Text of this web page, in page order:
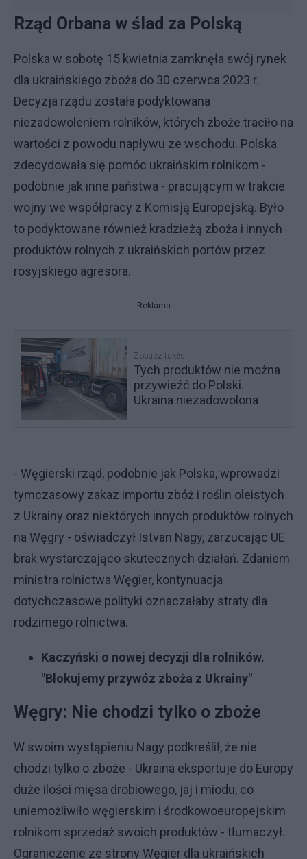
Rząd Orbana w ślad za Polską
Polska w sobotę 15 kwietnia zamknęła swój rynek
dla ukraińskiego zboża do 30 czerwca 2023 r.
Decyzja rządu została podyktowana
niezadowoleniem rolników, których zboże traciło na
wartości z powodu napływu ze wschodu. Polska
zdecydowała się pomóc ukraińskim rolnikom -
podobnie jak inne państwa - pracującym w trakcie
wojny we współpracy z Komisją Europejską. Było
to podyktowane również kradzieżą zboża i innych
produktów rolnych z ukraińskich portów przez
rosyjskiego agresora.
Reklama
Zobacz także
Tych produktów nie można
przywieźć do Polski.
Ukraina niezadowolona
- Węgierski rząd, podobnie jak Polska, wprowadzi
tymczasowy zakaz importu zbóż i roślin oleistych
z Ukrainy oraz niektórych innych produktów rolnych
na Węgry - oświadczył Istvan Nagy, zarzucając UE
brak wystarczająco skutecznych działań. Zdaniem
ministra rolnictwa Węgier, kontynuacja
dotychczasowe polityki oznaczałaby straty dla
rodzimego rolnictwa.
Kaczyński o nowej decyzji dla rolników.
"Blokujemy przywóz zboża z Ukrainy"
Węgry: Nie chodzi tylko o zboże
W swoim wystąpieniu Nagy podkreślił, że nie
chodzi tylko o zboże - Ukraina eksportuje do Europy
duże ilości mięsa drobiowego, jaj i miodu, co
uniemożliwiło węgierskim i środkowoeuropejskim
rolnikom sprzedaż swoich produktów - tłumaczył.
Ograniczenie ze strony Węgier dla ukraińskich